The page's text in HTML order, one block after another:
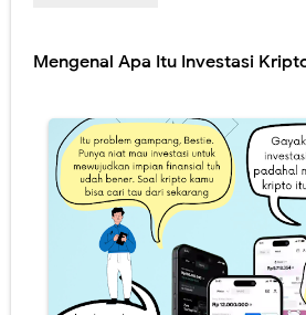
Mengenal Apa Itu Investasi